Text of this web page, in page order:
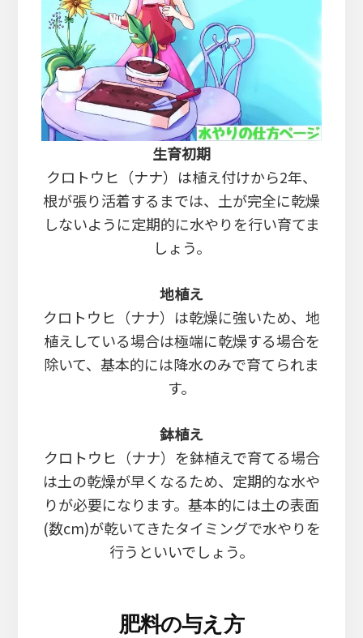
生育初期
クロトウヒ（ナナ）は植え付けから2年、
根が張り活着するまでは、土が完全に乾燥
しないように定期的に水やりを行い育てま
しょう。
地植え
クロトウヒ（ナナ）は乾燥に強いため、地
植えしている場合は極端に乾燥する場合を
除いて、基本的には降水のみで育てられま
す。
鉢植え
クロトウヒ（ナナ）を鉢植えで育てる場合
は土の乾燥が早くなるため、定期的な水や
りが必要になります。基本的には土の表面
(数cm)が乾いてきたタイミングで水やりを
行うといいでしょう。
肥料の与え方